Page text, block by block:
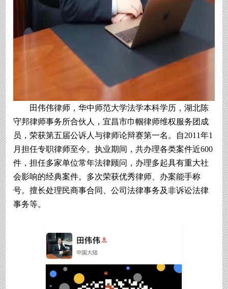
田伟伟律师，华中师范大学法学本科学历，湖北陈
守邦律师事务所合伙人，宜昌市巾帼律师维权服务团成
员，荣获第五届公诉人与律师论辩赛第一名。自2011年1
月担任专职律师至今。执业期间，共办理各类案件近600
件，担任多家单位常年法律顾问，办理多起具有重大社
会影响的经典案件。多次荣获优秀律师、办案能手称
号。擅长处理民商事合同、公司法律事务及非诉讼法律
事务等。